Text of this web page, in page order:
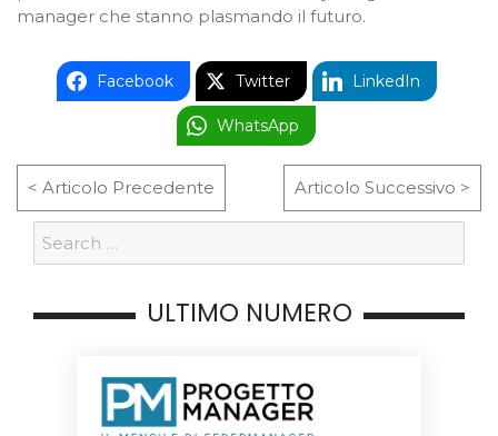
manager che stanno plasmando il futuro.
Facebook Twitter LinkedIn
WhatsApp
< Articolo Precedente Articolo Successivo >
ULTIMO NUMERO